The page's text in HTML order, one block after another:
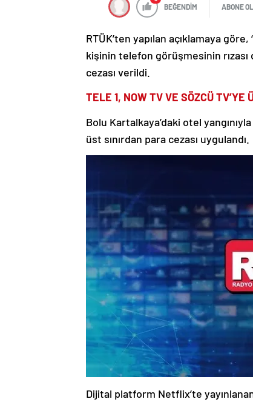
BEĞENDİM ABONE OL
RTÜK’ten yapılan açıklamaya
kişinin telefon görüşmesinin rızası
cezası verildi.
TELE 1, NOW TV VE SÖZCÜ TV’YE
Bolu Kartalkaya’daki otel
üst sınırdan para cezası uygulandı.
Dijital platform Netflix’te